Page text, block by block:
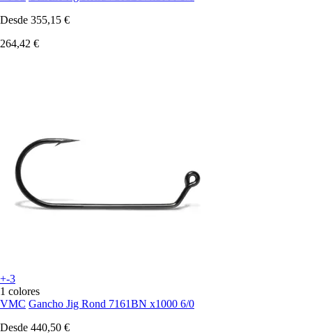
Desde 355,15 €
264,42 €
+-3
1 colores
VMC Gancho Jig Rond 7161BN x1000 6/0
Desde 440,50 €